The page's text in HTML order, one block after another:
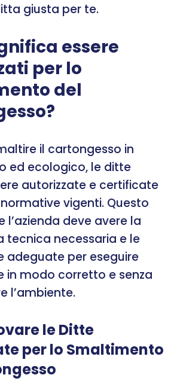
giusta per te.
essere
per lo
del
il cartongesso in
ed ecologico, le ditte
autorizzate e certificate
vigenti. Questo
l’azienda deve avere la
tecnica necessaria e le
adeguate per eseguire
in modo corretto e senza
l’ambiente.
le Ditte
per lo Smaltimento